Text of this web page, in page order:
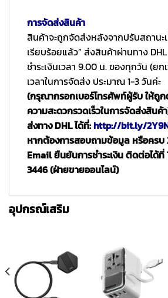
การจัดส่งสินค้า
สินค้าจะถูกจัดส่งหลังจากปรับสถานะเ
เรียบร้อยแล้ว” ส่งสินค้าผ่านทาง
ชำระเงินเวลา 9.00 น. ของทุกวัน (ยก
เวลาในการจัดส่ง ประมาณ 1-3 วันค่ะ
(กรุณากรอกเบอร์โทรศัพท์ผู้รับ ให้ถู
ความสะดวกรวดเร็วในการจัดส่งสินค้
ส่งทาง DHL ได้ที่:http://bit.ly/
หากต้องการสอบถามข้อมูล หรือครบ
Email ยืนยันการชำระเงิน ติดต่อได้ที่
3446 (ฝ่ายขายออนไลน์)
อุปกรณ์เสริม